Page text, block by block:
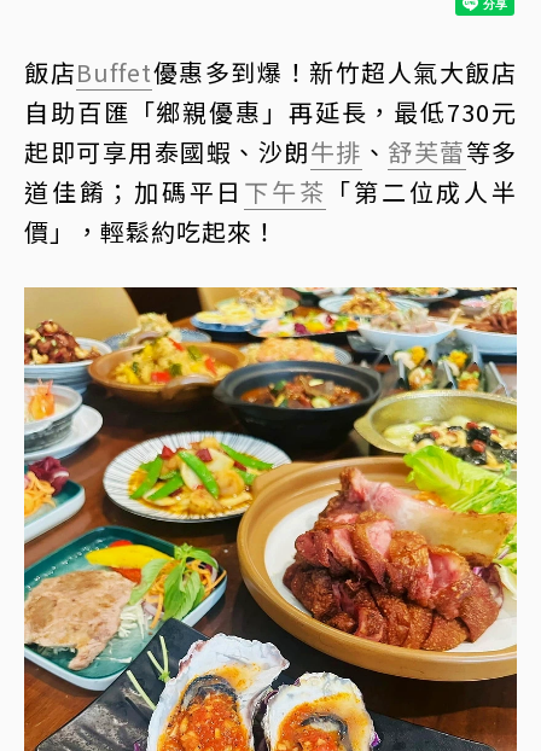
飯店Buffet優惠多到爆！新竹超人氣大飯店
自助百匯「鄉親優惠」再延長，最低730元
起即可享用泰國蝦、沙朗牛排 、 舒芙蕾等多
道佳餚；加碼平日 下午茶 「第二位成人半
價」，輕鬆約吃起來！